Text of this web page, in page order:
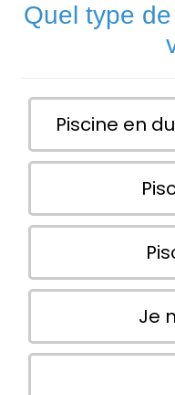
Quel type
Piscine en
Je